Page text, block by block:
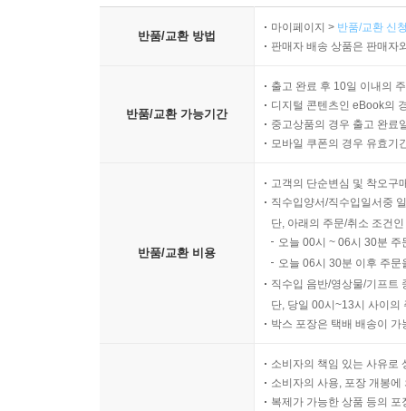
반품/교환 방법
마이페이지 > 반품/교환 신
판매자 배송 상품은 판매자
반품/교환 가능기간
출고 완료 후 10일 이내의
디지털 콘텐츠인 eBook의
중고상품의 경우 출고 완료
모바일 쿠폰의 경우 유효기
반품/교환 비용
고객의 단순변심 및 착오구
직수입양서/직수입일서중
단, 아래의 주문/취소 조건
오늘 00시 ~ 06시 30분
오늘 06시 30분 이후 주
직수입 음반/영상물/기프트
단, 당일 00시~13시 사이의
박스 포장은 택배 배송이
소비자의 책임 있는 사유로
소비자의 사용, 포장 개봉
복제가 가능한 상품 등의